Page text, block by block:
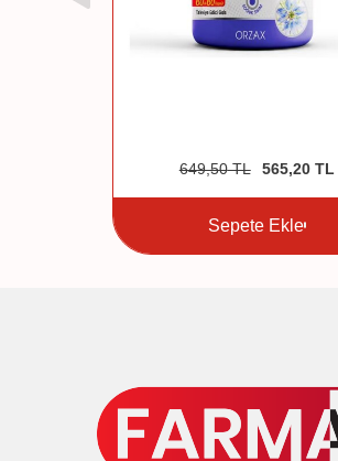
649,50TL 565,20TL
Sepete Ekle